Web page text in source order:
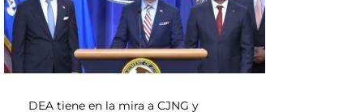
DEA tiene en la mira a CJNG y